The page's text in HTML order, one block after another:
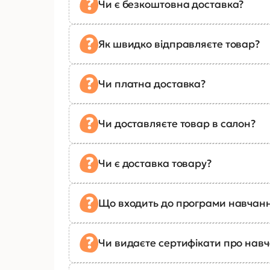
Чи є безкоштовна доставка?
Як швидко відправляєте товар?
Чи платна доставка?
Чи доставляєте товар в салон?
Чи є доставка товару?
Що входить до програми
Чи видаєте сертифікати про